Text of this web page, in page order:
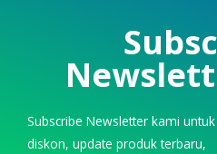
Subscribe Newsletter kami
diskon, update produk terbaru,